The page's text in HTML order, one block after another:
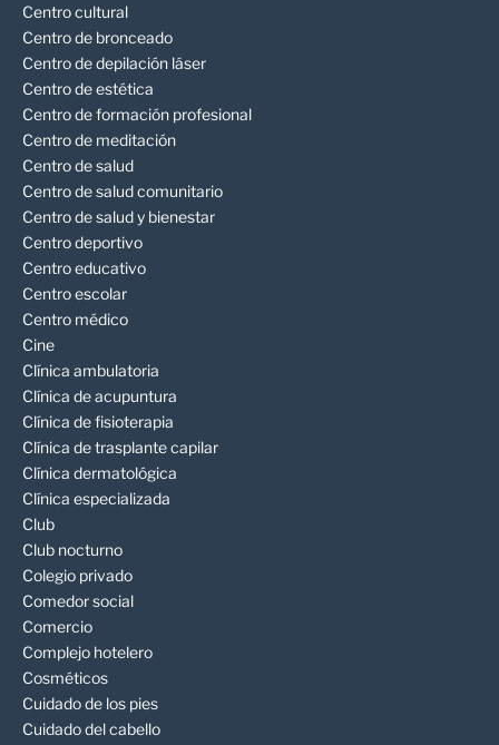
Centro cultural
Centro de bronceado
Centro de depilación láser
Centro de estética
Centro de formación profesional
Centro de meditación
Centro de salud
Centro de salud comunitario
Centro de salud y bienestar
Centro deportivo
Centro educativo
Centro escolar
Centro médico
Cine
Clínica ambulatoria
Clínica de acupuntura
Clínica de fisioterapia
Clínica de trasplante capilar
Clínica dermatológica
Clínica especializada
Club
Club nocturno
Colegio privado
Comedor social
Comercio
Complejo hotelero
Cosméticos
Cuidado de los pies
Cuidado del cabello